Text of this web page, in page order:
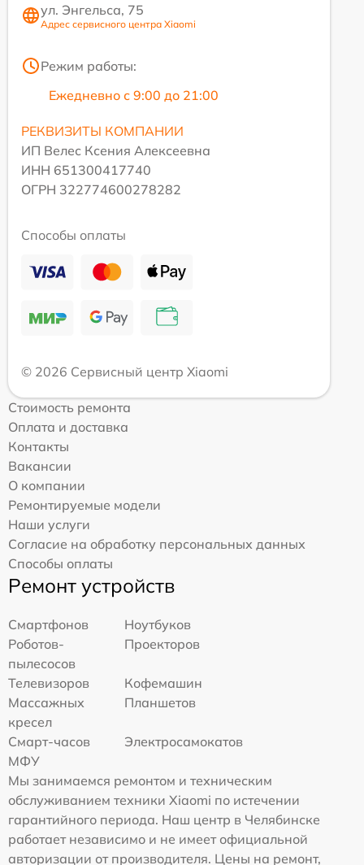
ул. Энгельса, 75
Адрес сервисного центра Xiaomi
Режим работы:
Ежедневно с 9:00 до 21:00
РЕКВИЗИТЫ КОМПАНИИ
ИП Велес Ксения Алексеевна
ИНН 651300417740
ОГРН 322774600278282
Способы оплаты
© 2026 Сервисный центр Xiaomi
Стоимость ремонта
Оплата и доставка
Контакты
Вакансии
О компании
Ремонтируемые модели
Наши услуги
Согласие на обработку персональных данных
Способы оплаты
Ремонт устройств
Смартфонов
Ноутбуков
Роботов-
пылесосов
Проекторов
Телевизоров
Кофемашин
Массажных
кресел
Планшетов
Смарт-часов
Электросамокатов
МФУ
Мы занимаемся ремонтом и техническим
обслуживанием техники Xiaomi по истечении
гарантийного периода. Наш центр в Челябинске
работает независимо и не имеет официальной
авторизации от производителя. Цены на ремонт,